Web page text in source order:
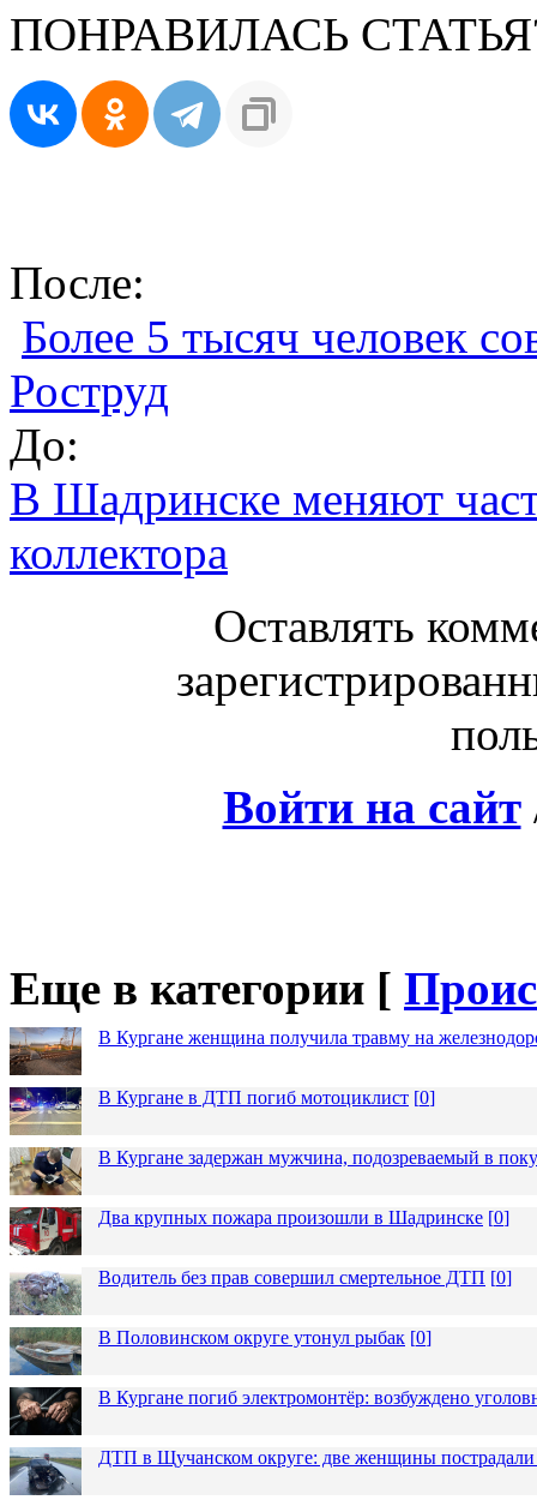
ПОНРАВИЛАСЬ
После:
Более 5 тысяч человек
Роструд
До:
В Шадринске меняют
коллектора
Оставлять
Войти на сайт
Еще в категории [
В Кургане женщина получила травму на
В Кургане в ДТП погиб мотоциклист [0]
В Кургане задержан мужчина, подозреваемый в
Два крупных пожара произошли в Шадринске [0]
Водитель без прав совершил смертельное ДТП [0]
В Половинском округе утонул рыбак [0]
В Кургане погиб электромонтёр: возбуждено
ДТП в Щучанском округе: две женщины пострадали